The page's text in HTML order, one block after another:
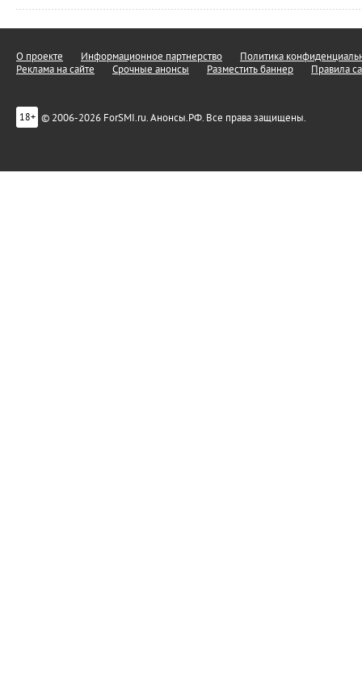
О проекте Информационное партнерство
Политика
Реклама на сайте
Срочные анонсы Разместить баннер Правила
18+ © 2006-2026 ForSMI.ru. Анонсы.РФ. Все права защищены.